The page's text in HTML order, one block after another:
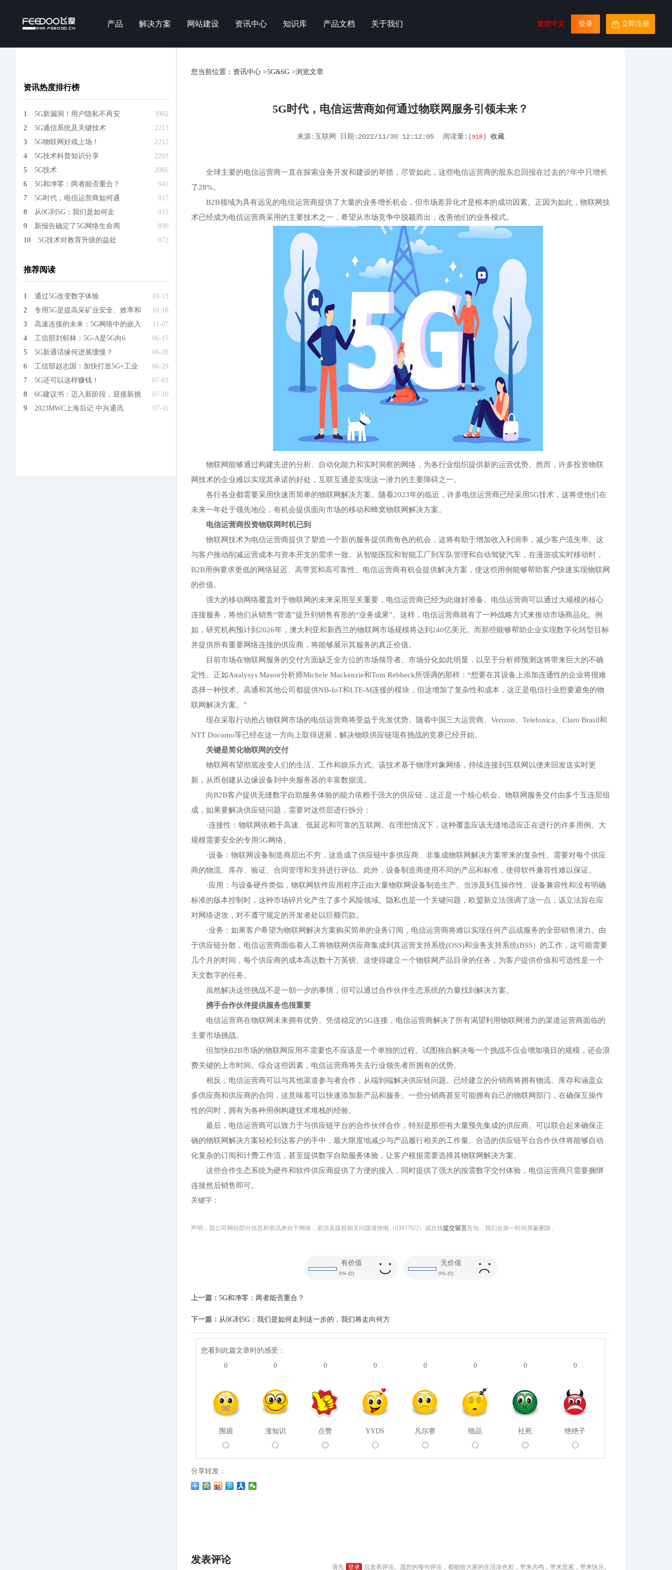
产品 解决方案 网站建设 资讯中心 知识库 产品文档 关于我们 繁體中文 登录 立即注册
资讯热度排行榜
3902
1
5G新漏洞！用户隐私不再安
2213
2
5G通信系统及关键技术
2212
3
5G物联网好戏上场！
2203
4
5G技术科普知识分享
2066
5
5G技术
941
6
5G和净零：两者能否重合？
917
7
5G时代，电信运营商如何通
915
8
从0G到5G：我们是如何走
890
9
新报告确定了5G网络生命周
872
10 5G技术对教育升级的益处
推荐阅读
10-13
1
通过5G改变数字体验
10-18
2
专用5G是提高采矿业安全、效率和
11-07
3
高速连接的未来：5G网络中的嵌入
06-15
4
工信部刘郁林：5G-A是5G向6
06-20
5
5G新通话缘何进展缓慢？
06-29
6
工信部赵志国：加快打造5G+工业
07-03
7
5G还可以这样赚钱！
07-10
8
6G建议书：迈入新阶段，迎接新挑
07-11
9 2023MWC上海后记 中兴通讯
您当前位置： 资讯中心 >5G&6G >浏览文章
5G时代，电信运营商如何通过物联网服务引领未来？
来源:互联网 日期:2022/11/30 12:12:05 阅读量:(918) 收藏
全球主要的电信运营商一直在探索业务开发和建设的举措，尽管如此，这些电信运营商的股东总回报在过去的7年中只增长
了28%。
B2B领域为具有远见的电信运营商提供了大量的业务增长机会，但市场差异化才是根本的成功因素。正因为如此，物联网技
术已经成为电信运营商采用的主要技术之一，希望从市场竞争中脱颖而出，改善他们的业务模式。
物联网能够通过构建先进的分析、自动化能力和实时洞察的网络，为各行业组织提供新的运营优势。然而，许多投资物联
网技术的企业难以实现其承诺的好处，互联互通是实现这一潜力的主要障碍之一。
各行各业都需要采用快速而简单的物联网解决方案。随着2023年的临近，许多电信运营商已经采用5G技术，这将使他们在
未来一年处于领先地位，有机会提供面向市场的移动和蜂窝物联网解决方案。
电信运营商投资物联网时机已到
物联网技术为电信运营商提供了塑造一个新的服务提供商角色的机会，这将有助于增加收入利润率，减少客户流失率。这
与客户推动削减运营成本与资本开支的需求一致。从智能医院和智能工厂到车队管理和自动驾驶汽车，在漫游或实时移动时，
B2B用例要求更低的网络延迟、高带宽和高可靠性。电信运营商有机会提供解决方案，使这些用例能够帮助客户快速实现物联网
的价值。
强大的移动网络覆盖对于物联网的未来采用至关重要，电信运营商已经为此做好准备。电信运营商可以通过大规模的核心
连接服务，将他们从销售“管道”提升到销售有形的“业务成果”。这样，电信运营商就有了一种战略方式来推动市场商品化。例
如，研究机构预计到2026年，澳大利亚和新西兰的物联网市场规模将达到240亿美元。而那些能够帮助企业实现数字化转型目标
并提供所有重要网络连接的供应商，将能够展示其服务的真正价值。
目前市场在物联网服务的交付方面缺乏全方位的市场领导者。市场分化如此明显，以至于分析师预测这将带来巨大的不确
定性。正如Analysys Mason分析师Michele Mackenzie和Tom Rebbeck所强调的那样：“想要在其设备上添加连通性的企业将很难
选择一种技术。高通和其他公司都提供NB-IoT和LTE-M连接的模块，但这增加了复杂性和成本，这正是电信行业想要避免的物
联网解决方案。”
现在采取行动抢占物联网市场的电信运营商将受益于先发优势。随着中国三大运营商、Verizon、Telefonica、Claro Brasil和
NTT Docomo等已经在这一方向上取得进展，解决物联供应链现有挑战的竞赛已经开始。
关键是简化物联网的交付
物联网有望彻底改变人们的生活、工作和娱乐方式。该技术基于物理对象网络，持续连接到互联网以便来回发送实时更
新，从而创建从边缘设备到中央服务器的丰富数据流。
向B2B客户提供无缝数字自助服务体验的能力依赖于强大的供应链，这正是一个核心机会。物联网服务交付由多个互连层组
成，如果要解决供应链问题，需要对这些层进行拆分：
·连接性：物联网依赖于高速、低延迟和可靠的互联网。在理想情况下，这种覆盖应该无缝地适应正在进行的许多用例。大
规模需要安全的专用5G网络。
·设备：物联网设备制造商层出不穷，这造成了供应链中多供应商、非集成物联网解决方案带来的复杂性。需要对每个供应
商的物流、库存、验证、合同管理和支持进行评估。此外，设备制造商使用不同的产品和标准，使得软件兼容性难以保证。
·应用：与设备硬件类似，物联网软件应用程序正由大量物联网设备制造生产。当涉及到互操作性、设备兼容性和没有明确
标准的版本控制时，这种市场碎片化产生了多个风险领域。隐私也是一个关键问题，欧盟新立法强调了这一点，该立法旨在应
对网络进攻，对不遵守规定的开发者处以巨额罚款。
·业务：如果客户希望为物联网解决方案购买简单的业务订阅，电信运营商将难以实现任何产品或服务的全部销售潜力。由
于供应链分散，电信运营商面临着人工将物联网供应商集成到其运营支持系统(OSS)和业务支持系统(BSS）的工作，这可能需要
几个月的时间，每个供应商的成本高达数十万英镑。这使得建立一个物联网产品目录的任务，为客户提供价值和可选性是一个
天文数字的任务。
虽然解决这些挑战不是一朝一夕的事情，但可以通过合作伙伴生态系统的力量找到解决方案。
携手合作伙伴提供服务也很重要
电信运营商在物联网未来拥有优势。凭借稳定的5G连接，电信运营商解决了所有渴望利用物联网潜力的渠道运营商面临的
主要市场挑战。
但加快B2B市场的物联网应用不需要也不应该是一个单独的过程。试图独自解决每一个挑战不仅会增加项目的规模，还会浪
费关键的上市时间。综合这些因素，电信运营商将失去行业领先者所拥有的优势。
相反，电信运营商可以与其他渠道参与者合作，从端到端解决供应链问题。已经建立的分销商将拥有物流、库存和涵盖众
多供应商和供应商的合同，这意味着可以快速添加新产品和服务。一些分销商甚至可能拥有自己的物联网部门，在确保互操作
性的同时，拥有为各种用例构建技术堆栈的经验。
最后，电信运营商可以致力于与供应链平台的合作伙伴合作，特别是那些有大量预先集成的供应商。可以联合起来确保正
确的物联网解决方案轻松到达客户的手中，最大限度地减少与产品履行相关的工作量。合适的供应链平台合作伙伴将能够自动
化复杂的订阅和计费工作流，甚至提供数字自助服务体验，让客户根据需要选择其物联网解决方案。
这些合作生态系统为硬件和软件供应商提供了方便的接入，同时提供了强大的按需数字交付体验，电信运营商只需要捆绑
连接然后销售即可。
关键字：
声明：我公司网站部分信息和资讯来自于网络，若涉及版权相关问题请致电（63937922）或在线提交留言告知，我们会第一时间屏蔽删除。
有价值
0% (0)
无价值
0% (0)
上一篇： 5G和净零：两者能否重合？
下一篇： 从0G到5G：我们是如何走到这一步的，我们将走向何方
您看到此篇文章时的感受：
0
围观
0
涨知识
0
点赞
0
YYDS
0
凡尔赛
0
细品
0
社死
0
绝绝子
分享转发：
发表评论
请先 登录 后发表评论。愿您的每句评论，都能给大家的生活添色彩，带来共鸣，带来思索，带来快乐。